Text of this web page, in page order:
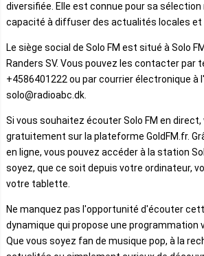
diversifiée. Elle est connue pour sa
capacité à diffuser des actualités locales et
Le siège social de Solo FM est situé à Solo
Randers SV. Vous pouvez les contacter par
+4586401222 ou par courrier électronique à
solo@radioabc.dk.
Si vous souhaitez écouter Solo FM en
gratuitement sur la plateforme GoldFM.fr.
en ligne, vous pouvez accéder à la station
soyez, que ce soit depuis votre ordinateur,
votre tablette.
Ne manquez pas l'opportunité d'écouter
dynamique qui propose une programmation
Que vous soyez fan de musique pop, à la